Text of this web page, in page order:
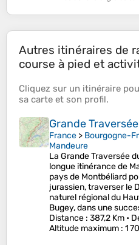
Autres itinéraires de
course à pied et
Cliquez sur un itinéraire
sa carte et son profil.
Grande
France > Bourgogne-
Mandeure
La Grande Traversée
longue itinérance de
pays de Montbéliard
jurassien, traverser le
naturel régional du
Bugey, dans une
Distance : 387,2 Km •
Altitude maximum : 1